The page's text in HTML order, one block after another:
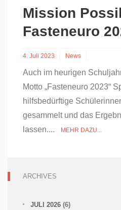
Mission
Fasteneuro
4. Juli 2023 News
Auch im heurigen
Motto „Fasteneuro 2023“
hilfsbedürftige
gesammelt und das
lassen....
MEHR DAZU...
ARCHIVES
JULI 2026 (6)